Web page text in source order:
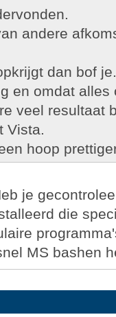
andere
dan bof je.
en omdat
veel resultaat
Vista.
hoop
je
die
MS bashen